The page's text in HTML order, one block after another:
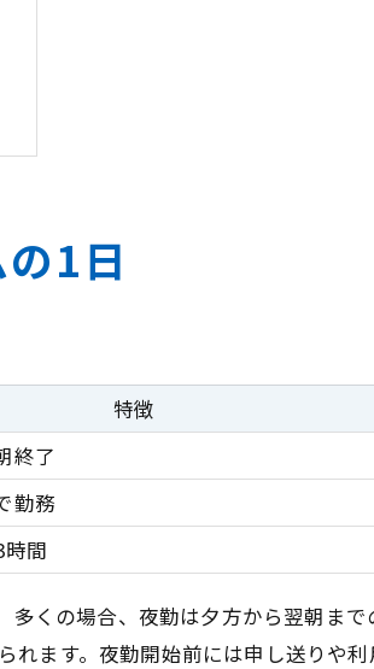
1日
特徴
終了
勤務
間
くの場合、夜勤は夕方から翌朝まで
れます。夜勤開始前には申し送りや利